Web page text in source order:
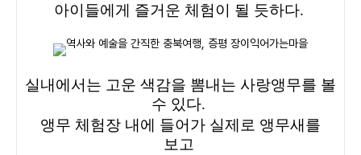
아이들에게 즐거운 체험이 될 듯하다.
실내에서는 고운 색감을 뽐내는 사랑앵무를 볼
수 있다.
앵무 체험장 내에 들어가 실제로 앵무새를
보고